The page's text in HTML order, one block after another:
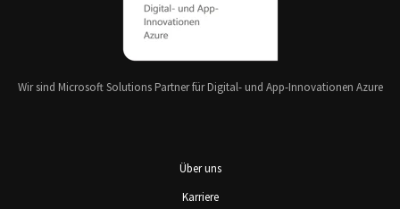
Wir sind Microsoft Solutions Partner für Digital- und App-Innovationen Azure
Über uns
Karriere